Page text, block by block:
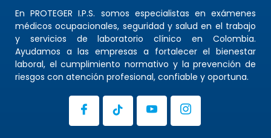
En PROTEGER I.P.S. somos especialistas en exámenes
médicos ocupacionales, seguridad y salud en el trabajo
y servicios de laboratorio clínico en Colombia.
Ayudamos a las empresas a fortalecer el bienestar
laboral, el cumplimiento normativo y la prevención de
riesgos con atención profesional, confiable y oportuna.